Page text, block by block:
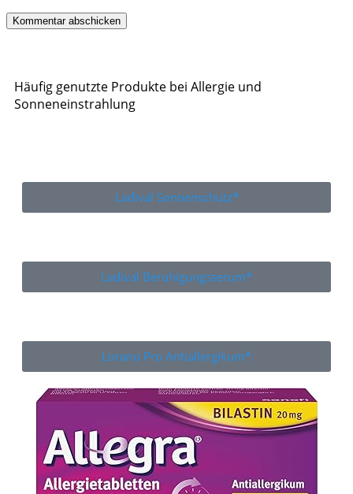
Häufig genutzte Produkte bei Allergie und
Sonneneinstrahlung
Ladival Sonnenschutz*
Ladival Beruhigungsserum*
Lorano Pro Antiallergikum*